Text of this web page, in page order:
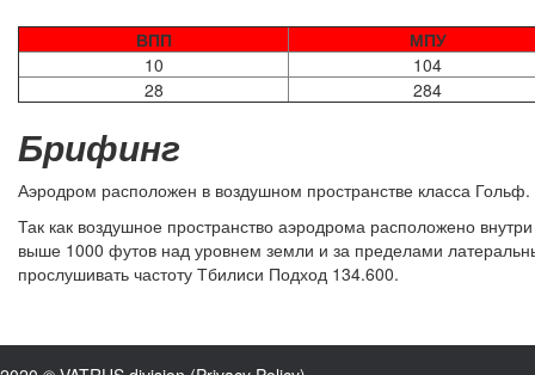
ВПП
МПУ
10
104
28
284
Брифинг
Аэродром расположен в воздушном пространстве класса
Так как воздушное пространство аэродрома расположено
выше 1000 футов над уровнем земли и за пределами
прослушивать частоту Тбилиси Подход 134.600.